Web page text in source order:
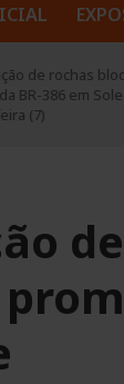
bloqueará
Soledade nesta